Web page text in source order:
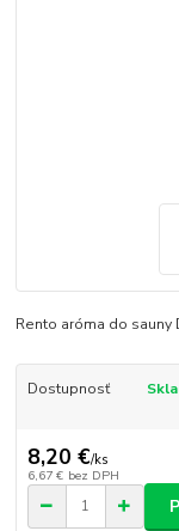
Rento aróma do sauny
Dostupnosť
8,20 €/ks
6,67 € bez DPH